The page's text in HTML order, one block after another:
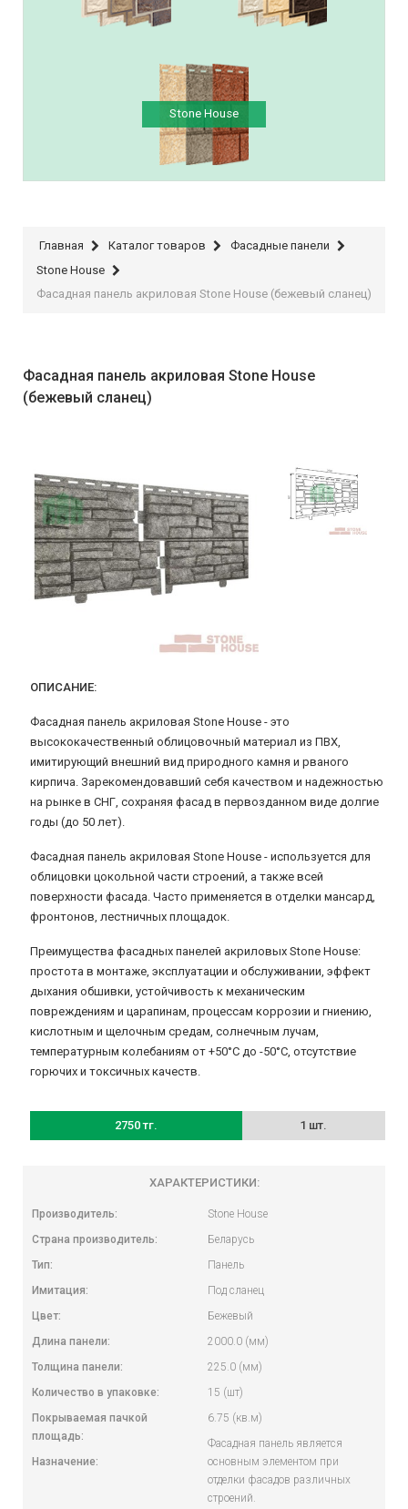
& Sandstone
Sandstone
Stone House
Главная Каталог товаров
Фасадные панели
Stone House
Фасадная панель акриловая Stone House (бежевый сланец)
Фасадная панель акриловая Stone House
(бежевый сланец)
ОПИСАНИЕ:
Фасадная панель акриловая Stone House - это
высококачественный облицовочный материал из ПВХ,
имитирующий внешний вид природного камня и рваного
кирпича. Зарекомендовавший себя качеством и надежностью
на рынке в СНГ, сохраняя фасад в первозданном виде долгие
годы (до 50 лет).
Фасадная панель акриловая Stone House - используется для
облицовки цокольной части строений, а также всей
поверхности фасада. Часто применяется в отделки мансард,
фронтонов, лестничных площадок.
Преимущества фасадных панелей акриловых Stone House:
простота в монтаже, эксплуатации и обслуживании, эффект
дыхания обшивки, устойчивость к механическим
повреждениям и царапинам, процессам коррозии и гниению,
кислотным и щелочным средам, солнечным лучам,
температурным колебаниям от +50‎°C до -50°C, отсутствие
горючих и токсичных качеств.
2750 тг. 1 шт.
ХАРАКТЕРИСТИКИ:
Производитель:
Страна производитель:
Тип:
Имитация:
Цвет:
Stone House
Беларусь
Панель
Под сланец
Бежевый
Длина панели:
Толщина панели:
Количество в упаковке:
Покрываемая пачкой
площадь:
Назначение:
2000.0 (мм)
225.0 (мм)
15 (шт)
6.75 (кв.м)
Фасадная панель является
основным элементом при
отделки фасадов различных
строений.